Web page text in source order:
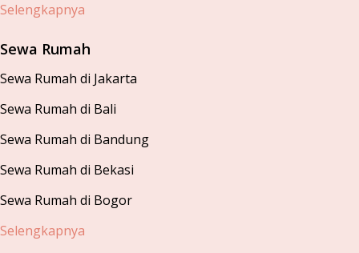
Selengkapnya
Sewa Rumah
Sewa Rumah di Jakarta
Sewa Rumah di Bali
Sewa Rumah di Bandung
Sewa Rumah di Bekasi
Sewa Rumah di Bogor
Selengkapnya